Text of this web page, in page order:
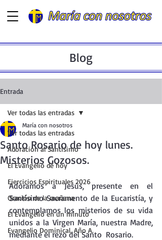
Blog
Entrada
Ver todas las entradas
Adoración al Santísimo
El Evangelio de hoy
Ejercicios Espirituales 2026
Oración de la mañana
El Evangelio en un minuto
Evangelio Dominical. Año A.
Ver todas las entradas
Santo Rosario de hoy lunes.
Misterios Gozosos.
María con nosotros
Adoramos a Jesús, presente en el
Santísimo Sacramento de la Eucaristía, y
contemplamos los misterios de su vida
unidos a la Virgen María, nuestra Madre,
mediante el rezo del Santo  Rosario.